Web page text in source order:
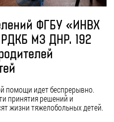
ФГБУ «ИНВХ
МЗ ДНР. 192
помощи идет беспрерывно.
принятия решений и
жизни тяжелобольных детей.